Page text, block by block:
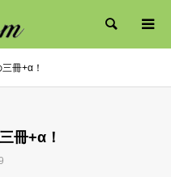
検索
冊+α！
冊+α！